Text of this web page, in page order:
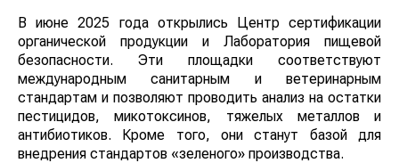
В июне 2025 года открылись Центр сертификации
органической продукции и Лаборатория пищевой
безопасности. Эти площадки соответствуют
международным санитарным и ветеринарным
стандартам и позволяют проводить анализ на остатки
пестицидов, микотоксинов, тяжелых металлов и
антибиотиков. Кроме того, они станут базой для
внедрения стандартов «зеленого» производства.